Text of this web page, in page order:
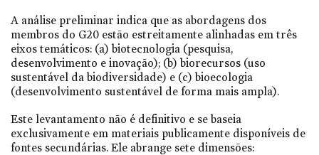
A análise preliminar indica que as abordagens dos
membros do G20 estão estreitamente alinhadas em três
eixos temáticos: (a) biotecnologia (pesquisa,
desenvolvimento e inovação); (b) biorecursos (uso
sustentável da biodiversidade) e (c) bioecologia
(desenvolvimento sustentável de forma mais ampla).
Este levantamento não é definitivo e se baseia
exclusivamente em materiais publicamente disponíveis de
fontes secundárias. Ele abrange sete dimensões: